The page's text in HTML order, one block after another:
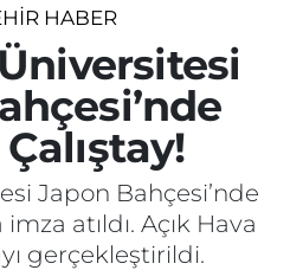
HABER
Japon Bahçesi’nde
atıldı. Açık Hava
gerçekleştirildi.
ve Fikstür